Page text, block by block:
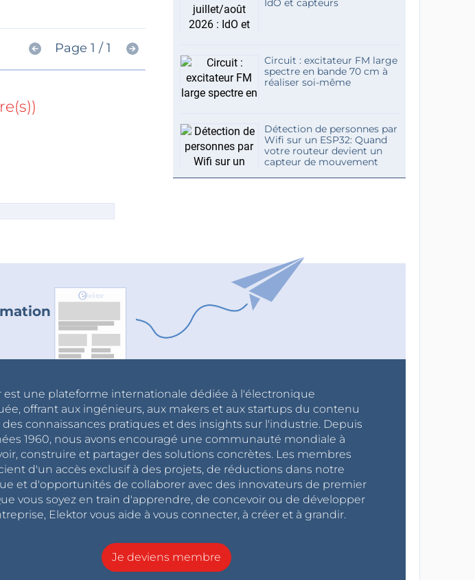
Page 1 / 1
IdO et capteurs
Circuit : excitateur FM large
spectre en bande 70 cm à
réaliser soi-même
Détection de personnes par
Wifi sur un ESP32: Quand
votre routeur devient un
capteur de mouvement
est une plateforme internationale dédiée à l'électronique
offrant aux ingénieurs, aux makers et aux startups du contenu
des connaissances pratiques et des insights sur l'industrie. Depuis
1960, nous avons encouragé une communauté mondiale à
construire et partager des solutions concrètes. Les membres
d'un accès exclusif à des projets, de réductions dans notre
et d'opportunités de collaborer avec des innovateurs de premier
vous soyez en train d'apprendre, de concevoir ou de développer
Elektor vous aide à vous connecter, à créer et à grandir.
Je deviens membre